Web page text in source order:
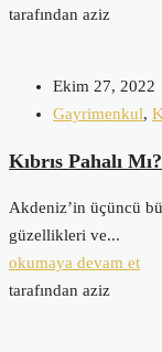
tarafından aziz
Ekim 27, 2022
Gayrimenkul,
Kıbrıs Pahalı
Akdeniz’in üçüncü
güzellikleri ve...
okumaya devam et
tarafından aziz